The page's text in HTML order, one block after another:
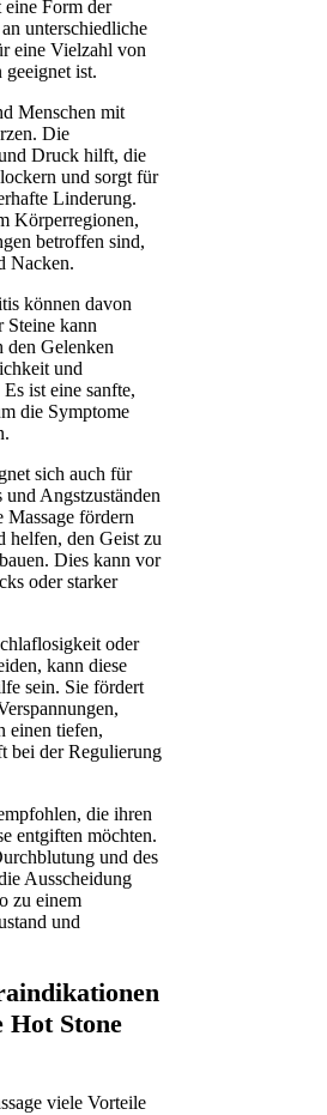
eine Form der
unterschiedliche
eine Vielzahl von
geeignet ist.
Menschen mit
Die
Druck hilft, die
und sorgt für
Linderung.
Körperregionen,
betroffen sind,
Nacken.
können davon
Steine kann
den Gelenken
und
ist eine sanfte,
die Symptome
sich auch für
und Angstzuständen
fördern
helfen, den Geist zu
Dies kann vor
oder starker
oder
kann diese
sein. Sie fördert
einen tiefen,
bei der Regulierung
die ihren
entgiften möchten.
und des
Ausscheidung
zu einem
und
Hot Stone
viele Vorteile